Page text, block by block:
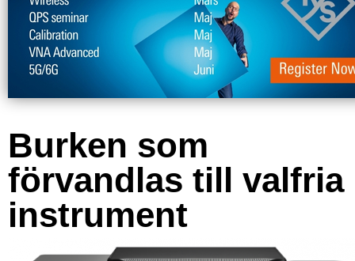
Burken som
förvandlas till valfria
instrument